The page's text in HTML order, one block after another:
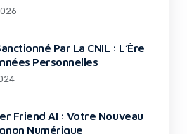
Par La CNIL : L’Ère
Personnelles
Friend AI : Votre Nouveau
Numérique